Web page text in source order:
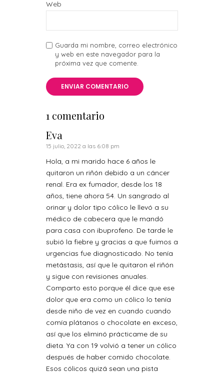
Web
Guarda mi nombre, correo electrónico
y web en este navegador para la
próxima vez que comente.
1 comentario
Eva
15 julio, 2022 a las 6:08 pm
Hola, a mi marido hace 6 años le
quitaron un riñón debido a un cáncer
renal. Era ex fumador, desde los 18
años, tiene ahora 54. Un sangrado al
orinar y dolor tipo cólico le llevó a su
médico de cabecera que le mandó
para casa con ibuprofeno. De tarde le
subió la fiebre y gracias a que fuimos a
urgencias fue diagnosticado. No tenía
metástasis, así que le quitaron el riñón
y sigue con revisiones anuales.
Comparto esto porque él dice que ese
dolor que era como un cólico lo tenía
desde niño de vez en cuando cuando
comía plátanos o chocolate en exceso,
así que los eliminó prácticame de su
dieta. Ya con 19 volvió a tener un cólico
después de haber comido chocolate.
Esos cólicos quizá sean una pista